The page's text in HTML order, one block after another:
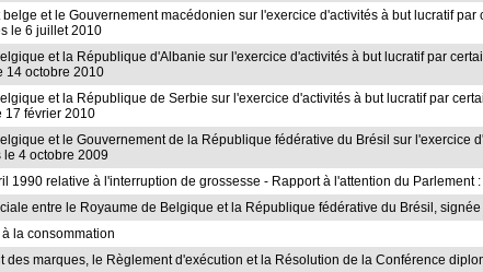
et le Gouvernement macédonien sur l'exercice d'activités à but lucratif
le 6 juillet 2010
et la République d'Albanie sur l'exercice d'activités à but lucratif par
14 octobre 2010
et la République de Serbie sur l'exercice d'activités à but lucratif par
17 février 2010
et le Gouvernement de la République fédérative du Brésil sur l'exercice
4 octobre 2009
relative à l'interruption de grossesse - Rapport à l'attention du Parlement
entre le Royaume de Belgique et la République fédérative du Brésil,
la consommation
marques, le Règlement d'exécution et la Résolution de la Conférence